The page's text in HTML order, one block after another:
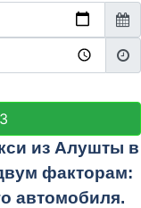
из Алушты в
факторам:
автомобиля.